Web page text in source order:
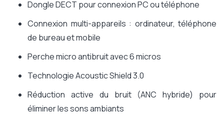
Dongle DECT pour connexion PC ou téléphone
Connexion multi-appareils : ordinateur, téléphone
de bureau et mobile
Perche micro antibruit avec 6 micros
Technologie Acoustic Shield 3.0
Réduction active du bruit (ANC hybride) pour
éliminer les sons ambiants